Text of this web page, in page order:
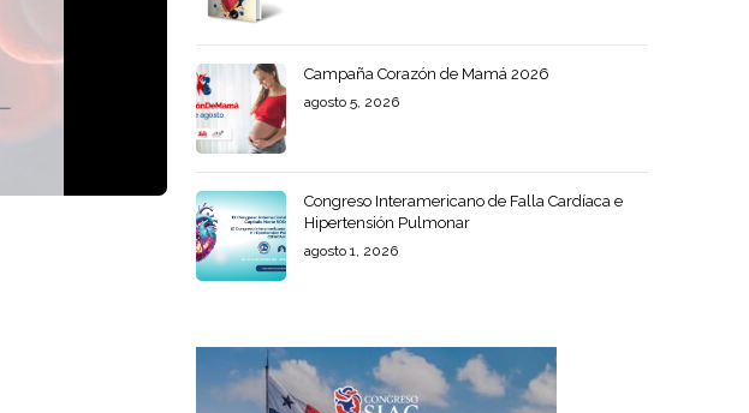
Campaña Corazón de Mamá 2026
agosto 5, 2026
Congreso Interamericano de Falla Cardíaca e
Hipertensión Pulmonar
agosto 1, 2026